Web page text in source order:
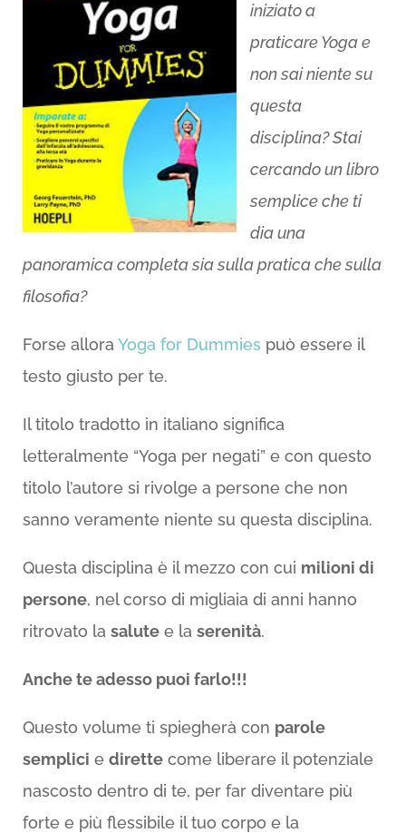
iniziato a
praticare Yoga e
non sai niente su
questa
disciplina? Stai
cercando un libro
semplice che ti
dia una
panoramica completa sia sulla pratica che sulla
filosofia?
Forse allora Yoga for Dummies può essere il
testo giusto per te.
Il titolo tradotto in italiano significa
letteralmente “Yoga per negati” e con questo
titolo l’autore si rivolge a persone che non
sanno veramente niente su questa disciplina.
Questa disciplina è il mezzo con cui milioni di
persone, nel corso di migliaia di anni hanno
ritrovato la salutee la serenità.
Anche te adesso puoi farlo!!!
Questo volume ti spiegherà con parole
semplici e direttecome liberare il potenziale
nascosto dentro di te, per far diventare più
forte e più flessibile il tuo corpo e la